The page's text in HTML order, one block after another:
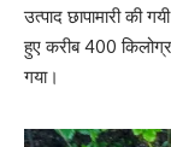
उत्पाद छापामारी की
हुए करीब 400
गया।